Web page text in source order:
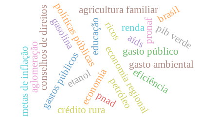
economia
políticas públicas
economia regional
aids
gasto público
gasto ambiental
eficiência
gastos públicos
educação
agricultura familiar
pronaf
conselhos de direitos
crédito rura
pib verde
etanol petróleo
gasolina
aglomeração
ricosrenda
pnad
metas de inflação
brasil